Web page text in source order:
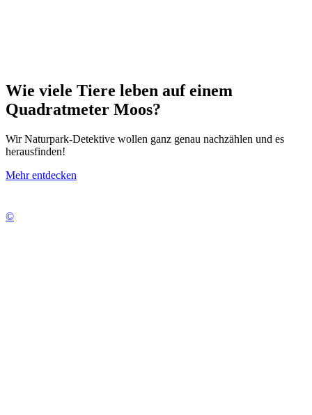
Wie viele Tiere leben auf einem
Quadratmeter Moos?
Wir Naturpark-Detektive wollen ganz genau nachzählen und es
herausfinden!
Mehr entdecken
©